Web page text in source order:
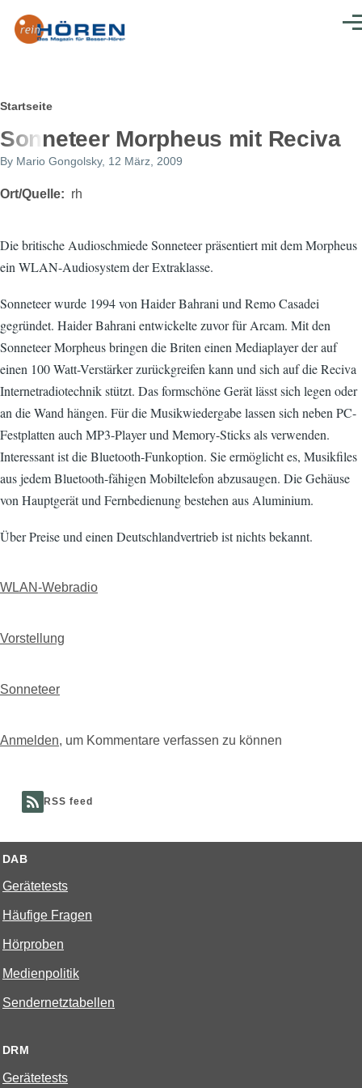
Pfadnavigation
Startseite
Sonneteer Morpheus mit Reciva
By Mario Gongolsky, 12 März, 2009
Ort/Quelle rh
Die britische Audioschmiede Sonneteer präsentiert mit dem Morpheus
ein WLAN-Audiosystem der Extraklasse.
Sonneteer wurde 1994 von Haider Bahrani und Remo Casadei
gegründet. Haider Bahrani entwickelte zuvor für Arcam. Mit den
Sonneteer Morpheus bringen die Briten einen Mediaplayer der auf
einen 100 Watt-Verstärker zurückgreifen kann und sich auf die Reciva
Internetradiotechnik stützt. Das formschöne Gerät lässt sich legen oder
an die Wand hängen. Für die Musikwiedergabe lassen sich neben PC-
Festplatten auch MP3-Player und Memory-Sticks als verwenden.
Interessant ist die Bluetooth-Funkoption. Sie ermöglicht es, Musikfiles
aus jedem Bluetooth-fähigen Mobiltelefon abzusaugen. Die Gehäuse
von Hauptgerät und Fernbedienung bestehen aus Aluminium.
Über Preise und einen Deutschlandvertrieb ist nichts bekannt.
WLAN-Webradio
Vorstellung
Sonneteer
Anmelden, um Kommentare verfassen zu können
RSS feed
DAB
Gerätetests
Häufige Fragen
Hörproben
Medienpolitik
Sendernetztabellen
DRM
Gerätetests